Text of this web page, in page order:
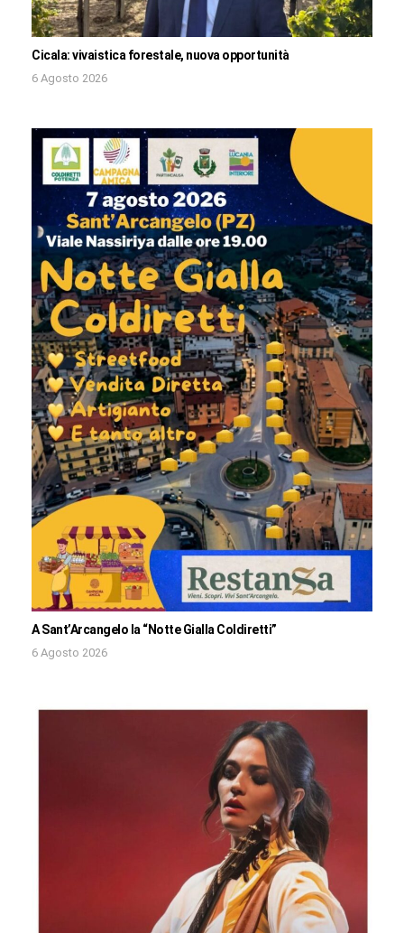
Cicala: vivaistica forestale, nuova opportunità
6 Agosto 2026
A Sant’Arcangelo la “Notte Gialla Coldiretti”
6 Agosto 2026